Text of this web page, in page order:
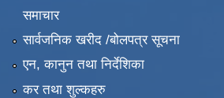
समाचार
सार्वजनिक खरीद /बोलपत्र सूचना
एन, कानुन तथा निर्देशिका
कर तथा शुल्कहरु